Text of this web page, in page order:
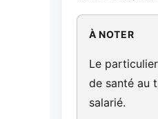
À NOTER
Le
de santé au
salarié.